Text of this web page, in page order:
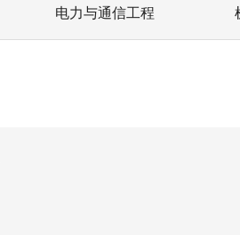
电力与通信工程